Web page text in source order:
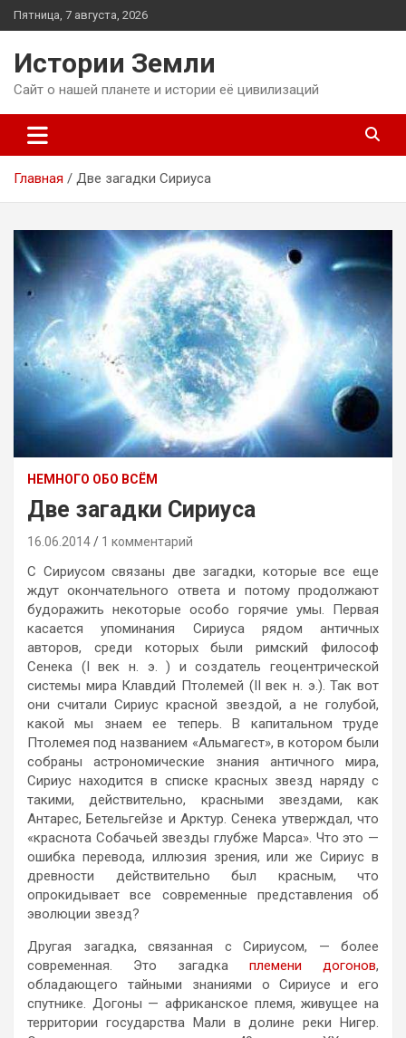
Перейти
к
Пятница, 7 августа, 2026
Истории Земли
Сайт о нашей планете и истории её цивилизаций
Главная Две загадки Сириуса
НЕМНОГО ОБО ВСЁМ
Две загадки Сириуса
16.06.2014 1 комментарий
С Сириусом связаны две загадки, которые все еще
ждут окончательного ответа и потому продолжают
будоражить некоторые особо горячие умы. Первая
касается упоминания Сириуса рядом античных
авторов, среди которых были римский философ
Сенека (I век н. э. ) и создатель геоцентрической
системы мира Клавдий Птолемей (II век н. э.). Так вот
они считали Сириус красной звездой, а не голубой,
какой мы знаем ее теперь. В капитальном труде
Птолемея под названием «Альмагест», в котором были
собраны астрономические знания античного мира,
Сириус находится в списке красных звезд наряду с
такими, действительно, красными звездами, как
Антарес, Бетельгейзе и Арктур. Сенека утверждал, что
«краснота Собачьей звезды глубже Марса». Что это —
ошибка перевода, иллюзия зрения, или же Сириус в
древности действительно был красным, что
опрокидывает все современные представления об
эволюции звезд?
Другая загадка, связанная с Сириусом, — более
современная. Это загадка племени догонов,
обладающего тайными знаниями о Сириусе и его
спутнике. Догоны — африканское племя, живущее на
территории государства Мали в долине реки Нигер.